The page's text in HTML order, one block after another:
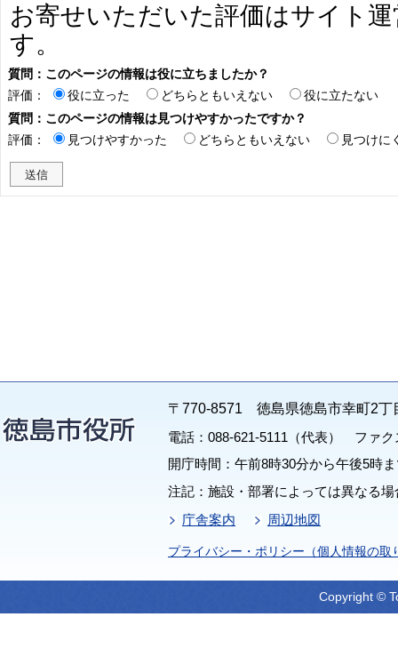
お寄せいただいた評価はサイト
す。
質問：このページの情報は役に立ちましたか？
評価：
役に立った どちらともいえない
役に立たない
質問：このページの情報は見つけやすかったですか？
評価：
見つけやすかった どちらともいえない 見つけに
〒770-8571 徳島県徳島市幸町2丁
電話：088-621-5111（代表） ファク
開庁時間：午前8時30分から午後5時
注記：施設・部署によっては異なる
庁舎案内
周辺地図
プライバシー・ポリシー（個人情報の取
Copyright ©